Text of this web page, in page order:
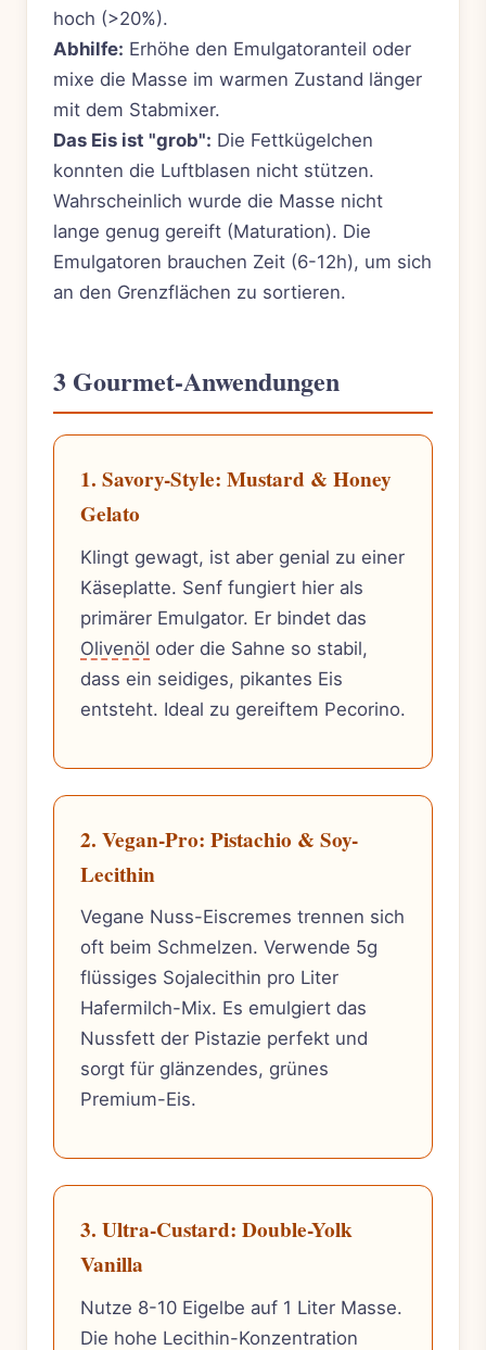
hoch (>20%).
Abhilfe: Erhöhe den Emulgatoranteil oder
mixe die Masse im warmen Zustand länger
mit dem Stabmixer.
Das Eis ist "grob": Die Fettkügelchen
konnten die Luftblasen nicht stützen.
Wahrscheinlich wurde die Masse nicht
lange genug gereift (Maturation). Die
Emulgatoren brauchen Zeit (6-12h), um sich
an den Grenzflächen zu sortieren.
3 Gourmet-Anwendungen
1. Savory-Style: Mustard & Honey
Gelato
Klingt gewagt, ist aber genial zu einer
Käseplatte. Senf fungiert hier als
primärer Emulgator. Er bindet das
Olivenöl oder die Sahne so stabil,
dass ein seidiges, pikantes Eis
entsteht. Ideal zu gereiftem Pecorino.
2. Vegan-Pro: Pistachio & Soy-
Lecithin
Vegane Nuss-Eiscremes trennen sich
oft beim Schmelzen. Verwende 5g
flüssiges Sojalecithin pro Liter
Hafermilch-Mix. Es emulgiert das
Nussfett der Pistazie perfekt und
sorgt für glänzendes, grünes
Premium-Eis.
3. Ultra-Custard: Double-Yolk
Vanilla
Nutze 8-10 Eigelbe auf 1 Liter Masse.
Die hohe Lecithin-Konzentration